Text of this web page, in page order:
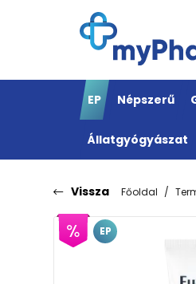
EP Népszerű
Állatgyógyászat
Vissza Főoldal
EP